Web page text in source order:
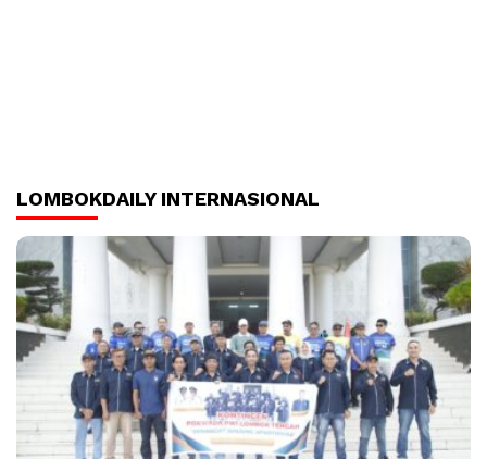
LOMBOKDAILY INTERNASIONAL